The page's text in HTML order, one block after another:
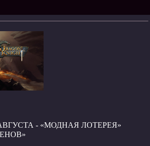
- «МОДНАЯ ЛОТЕРЕЯ»